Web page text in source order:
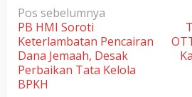
N
a
v
i
g
Pos sebelumnya
PB HMI Soroti
Keterlambatan Pencairan
Dana Jemaah, Desak
Perbaikan Tata Kelola
BPKH